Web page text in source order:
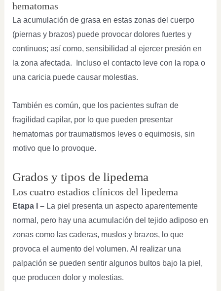
hematomas
La acumulación de grasa en estas zonas del cuerpo
(piernas y brazos) puede provocar dolores fuertes y
continuos; así como, sensibilidad al ejercer presión en
la zona afectada. Incluso el contacto leve con la ropa o
una caricia puede causar molestias.
También es común, que los pacientes sufran de
fragilidad capilar, por lo que pueden presentar
hematomas por traumatismos leves o equimosis, sin
motivo que lo provoque.
Grados y tipos de lipedema
Los cuatro estadios clínicos del lipedema
Etapa I – La piel presenta un aspecto aparentemente
normal, pero hay una acumulación del tejido adiposo en
zonas como las caderas, muslos y brazos, lo que
provoca el aumento del volumen. Al realizar una
palpación se pueden sentir algunos bultos bajo la piel,
que producen dolor y molestias.